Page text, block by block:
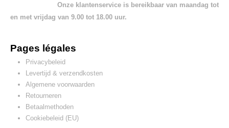
Onze klantenservice is bereikbaar van maandag tot
en met vrijdag van 9.00 tot 18.00 uur.
Pages légales
Privacybeleid
Levertijd & verzendkosten
Algemene voorwaarden
Retourneren
Betaalmethoden
Cookiebeleid (EU)